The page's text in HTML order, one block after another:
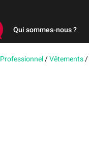
Qui sommes-nous ?
Professionnel/Vêtements/